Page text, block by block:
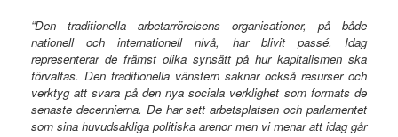
“Den traditionella arbetarrörelsens organisationer, på både
nationell och internationell nivå, har blivit passé. Idag
representerar de främst olika synsätt på hur kapitalismen ska
förvaltas. Den traditionella vänstern saknar också resurser och
verktyg att svara på den nya sociala verklighet som formats de
senaste decennierna. De har sett arbetsplatsen och parlamentet
som sina huvudsakliga politiska arenor men vi menar att idag går